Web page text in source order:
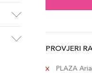
PROVJERI
PLAZA